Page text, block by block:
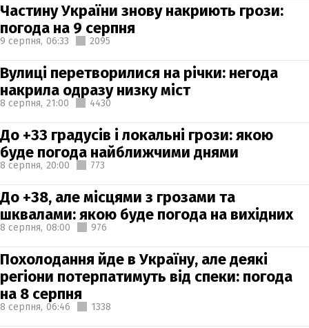
Частину України знову накриють грози:
погода на 9 серпня
9 серпня, 06:33 2095
Вулиці перетворилися на річки: негода
накрила одразу низку міст
8 серпня, 21:00 4430
До +33 градусів і локальні грози: якою
буде погода найближчими днями
8 серпня, 20:00 773
До +38, але місцями з грозами та
шквалами: якою буде погода на вихідних
8 серпня, 08:00 976
Похолодання йде в Україну, але деякі
регіони потерпатимуть від спеки: погода
на 8 серпня
8 серпня, 06:46 1338